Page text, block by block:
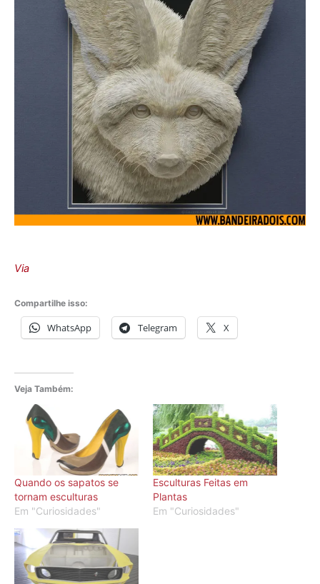
Via
Compartilhe isso:
WhatsApp Telegram X
Veja Também:
Quando os sapatos se
tornam esculturas
Em "Curiosidades"
Esculturas Feitas em
Plantas
Em "Curiosidades"